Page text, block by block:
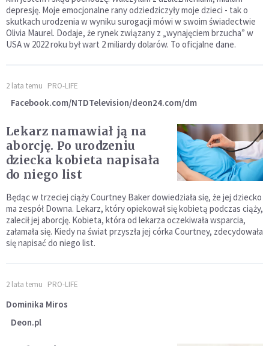
depresję. Moje emocjonalne rany odziedziczyły moje dzieci - tak o
skutkach urodzenia w wyniku surogacji mówi w swoim świadectwie
Olivia Maurel. Dodaje, że rynek związany z „wynajęciem brzucha” w
USA w 2022 roku był wart 2 miliardy dolarów. To oficjalne dane.
2 lata temu PRO-LIFE
Facebook.com/NTDTelevision/deon24.com/dm
Lekarz namawiał ją na
aborcję. Po urodzeniu
dziecka kobieta napisała
do niego list
Będąc w trzeciej ciąży Courtney Baker dowiedziała się, że jej dziecko
ma zespół Downa. Lekarz, który opiekował się kobietą podczas ciąży,
zalecił jej aborcję. Kobieta, która od lekarza oczekiwała wsparcia,
załamała się. Kiedy na świat przyszła jej córka Courtney, zdecydowała
się napisać do niego list.
2 lata temu PRO-LIFE
Dominika Miros
Deon.pl